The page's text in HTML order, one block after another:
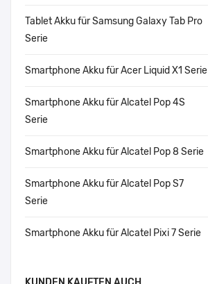
Tablet Akku für Samsung Galaxy Tab Pro
Serie
Smartphone Akku für Acer Liquid X1 Serie
Smartphone Akku für Alcatel Pop 4S
Serie
Smartphone Akku für Alcatel Pop 8 Serie
Smartphone Akku für Alcatel Pop S7
Serie
Smartphone Akku für Alcatel Pixi 7 Serie